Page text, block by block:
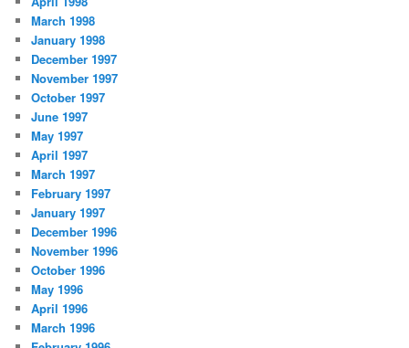
March 1998
January 1998
December 1997
November 1997
October 1997
June 1997
May 1997
April 1997
March 1997
February 1997
January 1997
December 1996
November 1996
October 1996
May 1996
April 1996
March 1996